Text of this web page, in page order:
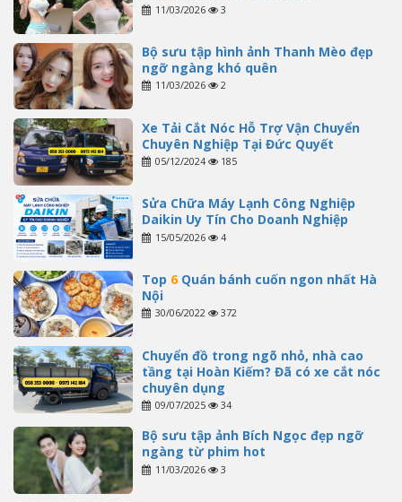
11/03/2026 3
Bộ sưu tập hình ảnh Thanh Mèo đẹp
ngỡ ngàng khó quên
11/03/2026 2
Xe Tải Cắt Nóc Hỗ Trợ Vận Chuyển
Chuyên Nghiệp Tại Đức Quyết
05/12/2024 185
Sửa Chữa Máy Lạnh Công Nghiệp
Daikin Uy Tín Cho Doanh Nghiệp
15/05/2026 4
Top 6Quán bánh cuốn ngon nhất Hà
Nội
30/06/2022 372
Chuyển đồ trong ngõ nhỏ, nhà cao
tầng tại Hoàn Kiếm? Đã có xe cắt nóc
chuyên dụng
09/07/2025 34
Bộ sưu tập ảnh Bích Ngọc đẹp ngỡ
ngàng từ phim hot
11/03/2026 3